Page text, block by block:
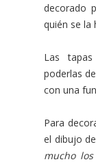
decorado
quién se la
Las
poderlas
con una
Para
el dibujo
mucho los